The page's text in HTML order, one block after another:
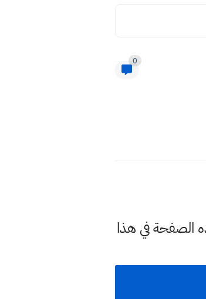
0
العليا 2023 وسنوفر لكم في هذه الصفحة في هذا